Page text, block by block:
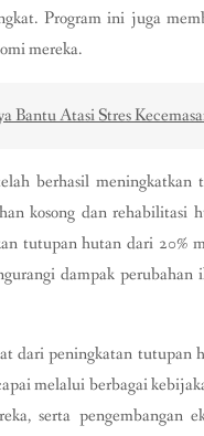
Program ini juga
mereka.
Bantu Atasi Stres
berhasil
kosong dan rehabilitasi
tutupan hutan dari 20%
dampak
dari peningkatan
melalui berbagai
serta pengembangan